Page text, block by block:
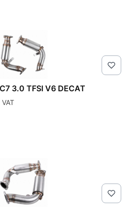
3.0 TFSI V6 DECAT
VAT